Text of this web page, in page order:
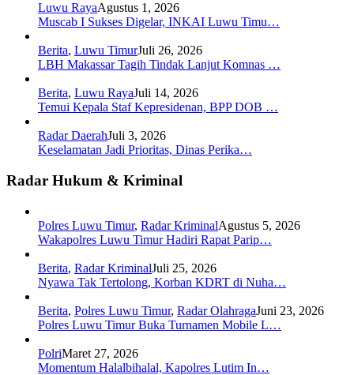
Luwu RayaAgustus 1, 2026
Muscab I Sukses Digelar, INKAI Luwu Timu…
Berita, Luwu TimurJuli 26, 2026
LBH Makassar Tagih Tindak Lanjut Komnas …
Berita, Luwu RayaJuli 14, 2026
Temui Kepala Staf Kepresidenan, BPP DOB …
Radar DaerahJuli 3, 2026
Keselamatan Jadi Prioritas, Dinas Perika…
Radar Hukum & Kriminal
Polres Luwu Timur, Radar KriminalAgustus 5, 2026
Wakapolres Luwu Timur Hadiri Rapat Parip…
Berita, Radar KriminalJuli 25, 2026
Nyawa Tak Tertolong, Korban KDRT di Nuha…
Berita, Polres Luwu Timur, Radar OlahragaJuni 23, 2026
Polres Luwu Timur Buka Turnamen Mobile L…
PolriMaret 27, 2026
Momentum Halalbihalal, Kapolres Lutim In…